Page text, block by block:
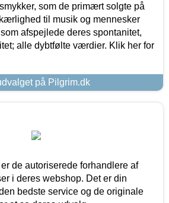
som de primært solgte på
til musik og mennesker
afspejlede deres spontanitet,
alle dybtfølte værdier. Klik her for
på Pilgrim.dk
de autoriserede forhandlere af
i deres webshop. Det er din
bedste service og de originale